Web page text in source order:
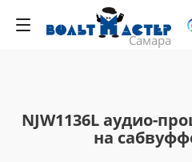
NJW1136L аудио-
на